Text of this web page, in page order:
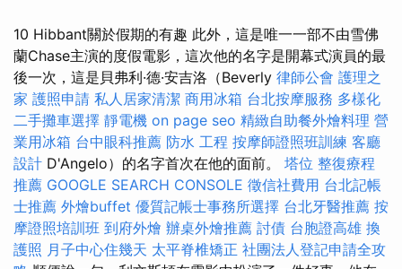
10 Hibbant關於假期的有趣 此外，這是唯一一部不由雪佛
蘭Chase主演的度假電影，這次他的名字是開幕式演員的最
後一次，這是貝弗利·德·安吉洛（Beverly 律師公會 護理之
家 護照申請 私人居家清潔 商用冰箱 台北按摩服務 多樣化
二手攤車選擇 靜電機 on page seo 精緻自助餐外燴料理 營
業用冰箱 台中眼科推薦 防水 工程 按摩師證照班訓練 客廳
設計 D'Angelo）的名字首次在他的面前。 塔位 整復療程
推薦 GOOGLE SEARCH CONSOLE 徵信社費用 台北記帳
士推薦 外燴buffet 優質記帳士事務所選擇 台北牙醫推薦 按
摩證照培訓班 到府外燴 辦桌外燴推薦 討債 台胞證高雄 換
護照 月子中心住幾天 太平脊椎矯正 社團法人登記申請全攻